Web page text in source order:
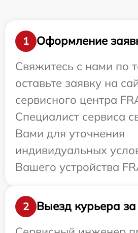
1
Оформление
Свяжитесь с нами по
оставьте заявку на
сервисного центра
Специалист сервиса
Вами для уточнения
индивидуальных
Вашего устройства
2
Выезд курьера